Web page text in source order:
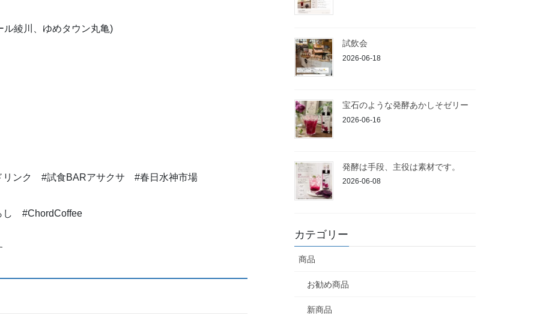
ル綾川、ゆめタウン丸亀)
リンク #試食BARアサクサ #春日水神市場
し #ChordCoffee
試飲会
2026-06-18
宝石のような発酵あかしそゼリー
2026-06-16
発酵は手段、主役は素材です。
2026-06-08
カテゴリー
商品
お勧め商品
新商品